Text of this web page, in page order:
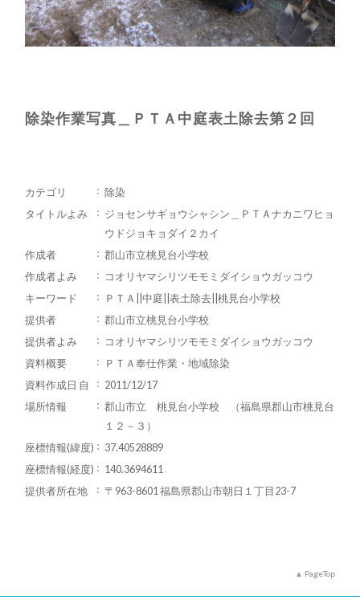
除染作業写真＿ＰＴＡ中庭表土除去第２回
カテゴリ
除染
タイトルよみ
ジョセンサギョウシャシン＿ＰＴＡナカニワヒョ
ウドジョキョダイ２カイ
作成者
郡山市立桃見台小学校
作成者よみ
コオリヤマシリツモモミダイショウガッコウ
キーワード
ＰＴＡ||中庭||表土除去||桃見台小学校
提供者
郡山市立桃見台小学校
提供者よみ
コオリヤマシリツモモミダイショウガッコウ
資料概要
ＰＴＡ奉仕作業・地域除染
資料作成日 自
2011/12/17
場所情報
郡山市立 桃見台小学校 （福島県郡山市桃見台
１２－３）
座標情報(緯度)
37.40528889
座標情報(経度)
140.3694611
提供者所在地
〒963-8601 福島県郡山市朝日１丁目23-7
PageTop